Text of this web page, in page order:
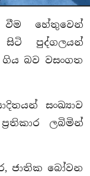
වීම හේතුවෙන්
සිටි පුද්ගලයන්
ගිය බව වසංගත
සංඛ්‍යාව
ලබිමින්
ජාතික බෝවන